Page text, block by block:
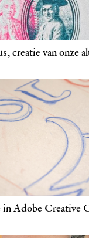
creatie van onze
Adobe Creative